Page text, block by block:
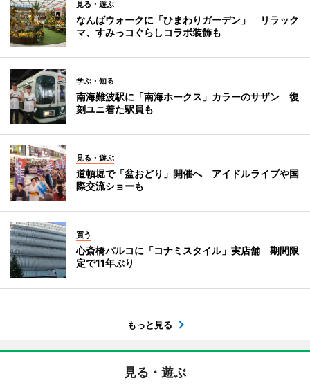
見る・遊ぶ
なんばウォークに「ひまわりガーデン」 リラック
マ、すみっコぐらしコラボ装飾も
学ぶ・知る
南海難波駅に「南海ホークス」カラーのサザン 復
刻ユニ着た駅員も
見る・遊ぶ
道頓堀で「盆おどり」開催へ アイドルライブや国
際交流ショーも
買う
心斎橋パルコに「コナミスタイル」実店舗 期間限
定で11年ぶり
もっと見る
見る・遊ぶ